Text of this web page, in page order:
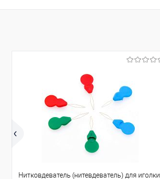
Нитковдеватель (нитевдеватель) для иголки